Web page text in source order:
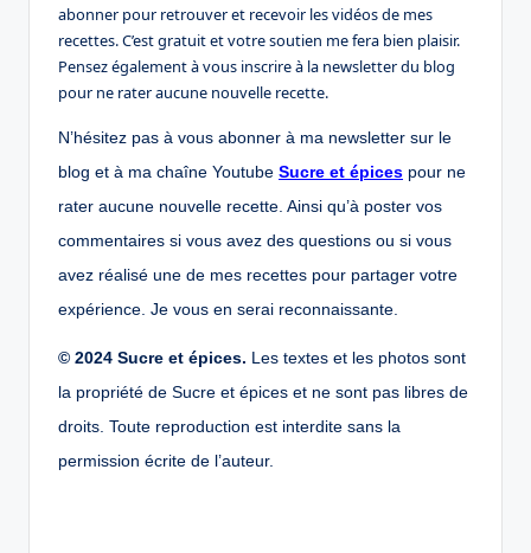
abonner pour retrouver et recevoir les vidéos de mes
recettes. C’est gratuit et votre soutien me fera bien plaisir.
Pensez également à vous inscrire à la newsletter du blog
pour ne rater aucune nouvelle recette.
N’hésitez pas à vous abonner à ma newsletter sur le
blog et à ma chaîne Youtube Sucre et épices pour ne
rater aucune nouvelle recette. Ainsi qu’à poster vos
commentaires si vous avez des questions ou si vous
avez réalisé une de mes recettes pour partager votre
expérience. Je vous en serai reconnaissante.
© 2024 Sucre et épices. Les textes et les photos sont
la propriété de Sucre et épices et ne sont pas libres de
droits. Toute reproduction est interdite sans la
permission écrite de l’auteur.